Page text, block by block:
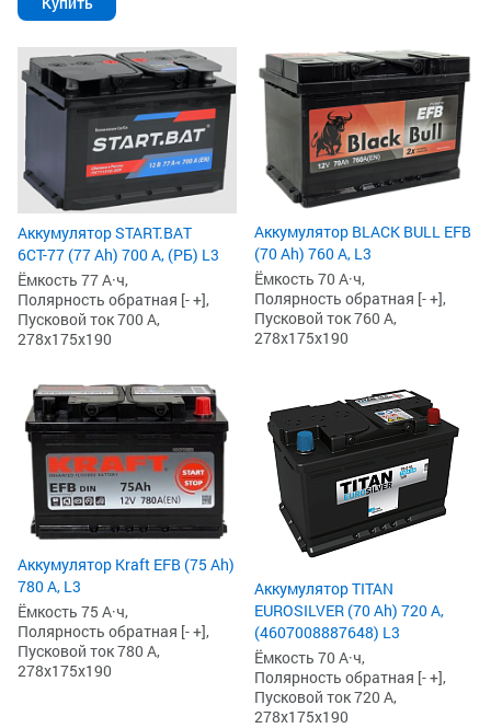
Аккумулятор START.BAT
6СТ-77 (77 Ah) 700 А, (РБ) L3
Ёмкость 77 А·ч,
Полярность обратная [- +],
Пусковой ток 700 А,
278x175x190
Аккумулятор BLACK BULL EFB
(70 Ah) 760 А, L3
Ёмкость 70 А·ч,
Полярность обратная [- +],
Пусковой ток 760 А,
278x175x190
Аккумулятор Kraft EFB (75 Ah)
780 А, L3
Ёмкость 75 А·ч,
Полярность обратная [- +],
Пусковой ток 780 А,
278x175x190
Аккумулятор TITAN
EUROSILVER (70 Ah) 720 А,
(4607008887648) L3
Ёмкость 70 А·ч,
Полярность обратная [- +],
Пусковой ток 720 А,
278x175x190